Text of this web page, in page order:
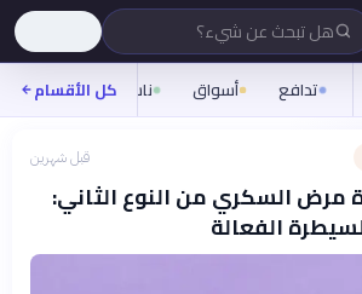
هل تبحث عن شيء؟
تدافع أسواق ناس روح
كل الأقسام
قبل شهرين
مرض السكري من النوع الثاني:
الفعالة